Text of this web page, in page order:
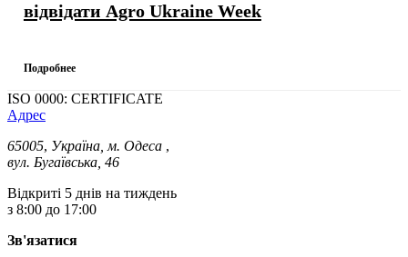
відвідати Agro Ukraine Week
Подробнее
ISO 0000: CERTIFICATE
Адрес
65005, Україна, м. Одеса ,
вул. Бугаївська, 46
Відкриті 5 днів на тиждень
з 8:00 до 17:00
Зв'язатися